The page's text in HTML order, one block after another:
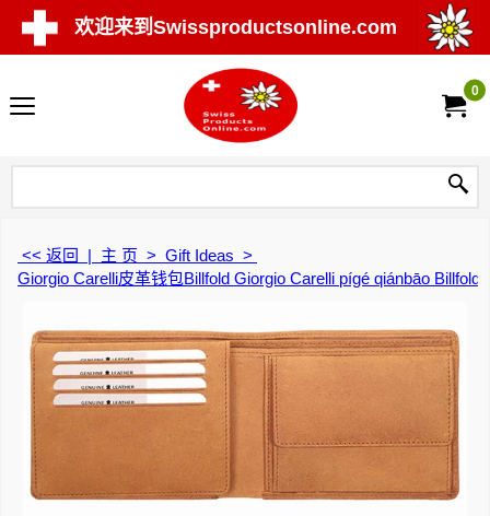
欢迎来到Swissproductsonline.com
0
<< 返回 | 主 页 > Gift Ideas >
Giorgio Carelli皮革钱包Billfold Giorgio Carelli pígé qiánbāo Billfold